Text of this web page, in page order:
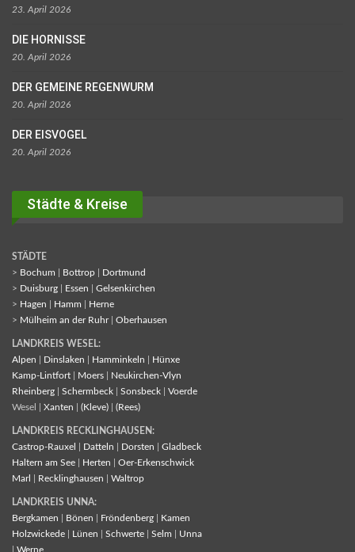
23. April 2026
DIE HORNISSE
20. April 2026
DER GEMEINE REGENWURM
20. April 2026
DER EISVOGEL
20. April 2026
Städte & Kreise
STÄDTE
> Bochum Bottrop
Dortmund
> Duisburg Essen
Gelsenkirchen
> Hagen Hamm
Herne
> Mülheim an der Ruhr| Oberhausen
LANDKREIS WESEL:
Alpen
Dinslaken Hamminkeln
Hünxe
Kamp-Lintfort
Moers
Neukirchen-Vlyn
Rheinberg
Schermbeck Sonsbeck
Voerde
Wesel | Xanten (Kleve) (Rees)
LANDKREIS RECKLINGHAUSEN:
Castrop-Rauxel
Datteln Dorsten
Gladbeck
Haltern am See
Herten
Oer-Erkenschwick
Marl
Recklinghausen Waltrop
LANDKREIS UNNA:
Bergkamen
Bönen Fröndenberg
Kamen
Holzwickede
Lünen Schwerte Selm
Unna
Werne